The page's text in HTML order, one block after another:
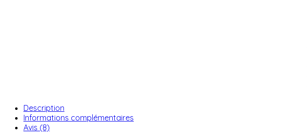
Description
Informations complémentaires
Avis (8)